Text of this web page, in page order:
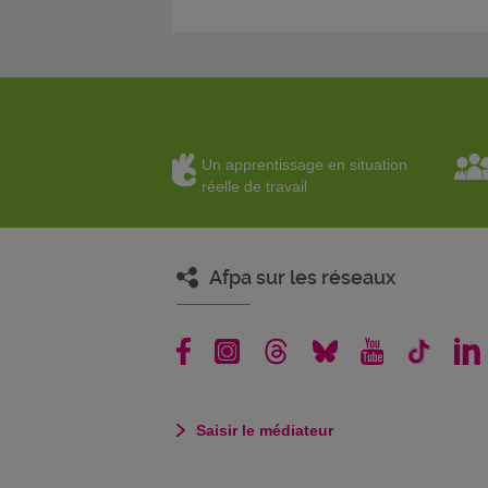
Un apprentissage en situation
réelle de travail
Afpa sur les réseaux
Saisir le médiateur